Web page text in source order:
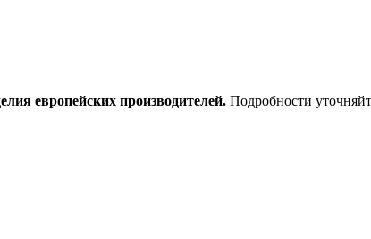
европейских производителей. Подробности